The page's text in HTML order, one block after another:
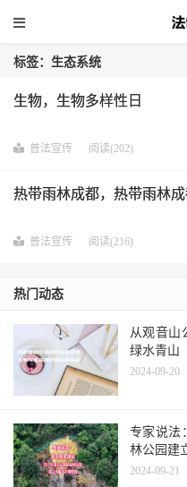
标签：生态系统
生物，生物多样性日
普法宣传 阅读(202)
热带雨林成都，热带雨林
普法宣传 阅读(216)
热门动态
从观音山
绿水青山
2024-09-20
专家说法
林公园建
2024-09-21